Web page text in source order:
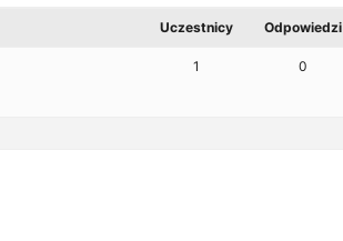
Uczestnicy Odpowiedzi
1 0